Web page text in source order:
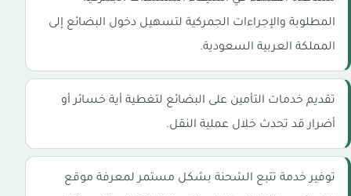
المطلوبة والإجراءات الجمركية لتسهيل دخول البضائع إلى
المملكة العربية السعودية.
تقديم خدمات التأمين على البضائع لتغطية أية خسائر أو
أضرار قد تحدث خلال عملية النقل.
توفير خدمة تتبع الشحنة بشكل مستمر لمعرفة موقع